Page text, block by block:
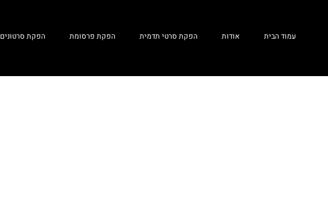
עמוד הבית אודות הפקת סרטי תדמית הפקת פרסומת הפקת סרטונים